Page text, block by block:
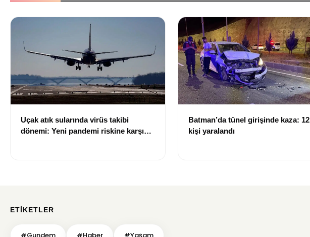
Uçak atık sularında virüs takibi
dönemi: Yeni pandemi riskine karşı
Batman’da tünel girişinde kaza: 12
kişi yaralandı
ETIKETLER
#Gundem #Haber #Yaşam